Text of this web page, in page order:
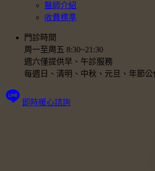
醫師介紹
收費標準
門診時間
周一至周五 8:30~21:30
週六僅提供早、午診服務
每週日、清明、中秋、元旦、年節公
即時暖心諮詢